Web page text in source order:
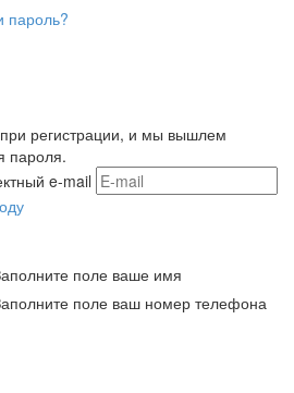
пароль?
регистрации, и мы вышлем
пароля.
e-mail
поле ваше имя
поле ваш номер телефона